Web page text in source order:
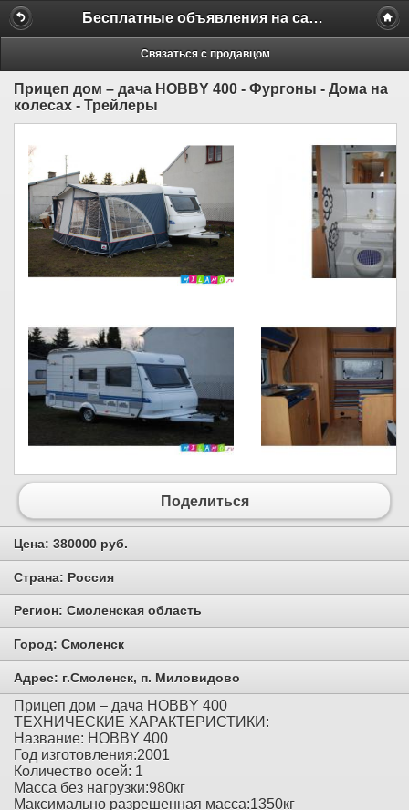
Бесплатные объявления на сайте MILAMO.ru
Связаться с продавцом
Прицеп дом – дача HOBBY 400 - Фургоны - Дома на
колесах - Трейлеры
Поделиться
Цена: 380000 руб.
Страна: Россия
Регион: Смоленская область
Город: Смоленск
Адрес: г.Смоленск, п. Милoвидово
Прицеп дом – дача HOBBY 400
ТЕХНИЧЕСКИЕ ХАРАКТЕРИСТИКИ:
Название: HOBBY 400
Год изготовления:2001
Количество осей: 1
Масса без нагрузки:980кг
Максимально разрешенная масса:1350кг